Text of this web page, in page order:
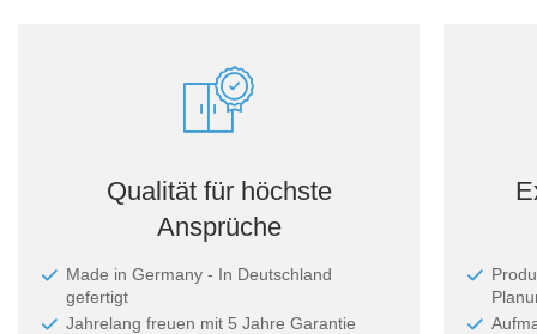
Qualität für höchste
Ansprüche
Made in Germany - In Deutschland
gefertigt
Jahrelang freuen mit 5 Jahre Garantie